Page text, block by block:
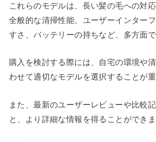
これらのモデルは、長い髪の毛への対応
全般的な清掃性能、ユーザーインター
すさ、バッテリーの持ちなど、多方面で
購入を検討する際には、自宅の環境や
わせて適切なモデルを選択することが重
また、最新のユーザーレビューや比較
と、より詳細な情報を得ることができま